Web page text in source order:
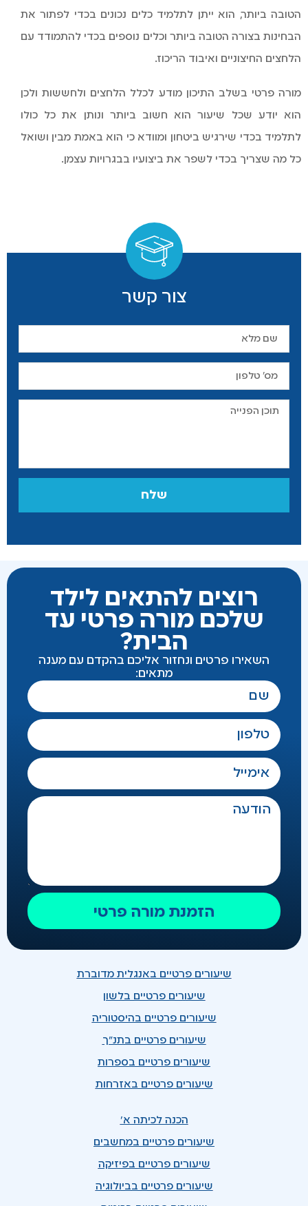
הטובה ביותר, הוא ייתן לתלמיד כלים נכונים בכדי לפתור את
הבחינות בצורה הטובה ביותר וכלים נוספים בכדי להתמודד עם
הלחצים החיצוניים ואיבוד הריכוז.
מורה פרטי בשלב התיכון מודע לכלל הלחצים ולחששות ולכן
הוא יודע שכל שיעור הוא חשוב ביותר ונותן את כל כולו
לתלמיד בכדי שירגיש ביטחון ומוודא כי הוא באמת מבין ושואל
כל מה שצריך בכדי לשפר את ביצועיו בבגרויות עצמן.
צור קשר
שלח
רוצים להתאים לילד
שלכם מורה פרטי עד
הבית?
השאירו פרטים ונחזור אליכם בהקדם עם מענה
מתאים:
הזמנת מורה פרטי
שיעורים פרטיים באנגלית מדוברת
שיעורים פרטיים בלשון
שיעורים פרטיים בהיסטוריה
שיעורים פרטיים בתנ"ך
שיעורים פרטיים בספרות
שיעורים פרטיים באזרחות
הכנה לכיתה א'
שיעורים פרטיים במחשבים
שיעורים פרטיים בפיזיקה
שיעורים פרטיים בביולוגיה